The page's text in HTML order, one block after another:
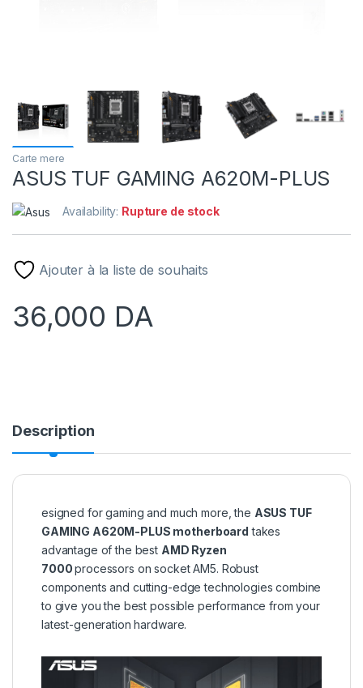
Carte mere
ASUS TUF GAMING A620M-PLUS
Availability: Rupture de stock
Ajouter à la liste de souhaits
36,000 DA
Description
esigned for gaming and much more, the ASUS TUF
GAMING A620M-PLUS motherboard takes
advantage of the best AMD Ryzen
7000processors on socket AM5. Robust
components and cutting-edge technologies combine
to give you the best possible performance from your
latest-generation hardware.